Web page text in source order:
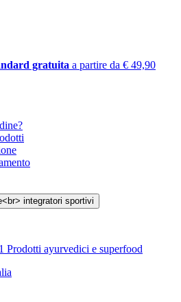
gratuita a partire da € 49,90
Prodotti ayurvedici e superfood